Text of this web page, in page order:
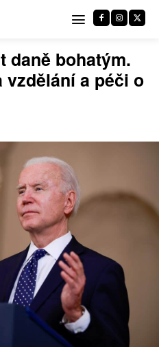
daně bohatým.
vzdělání a péči o